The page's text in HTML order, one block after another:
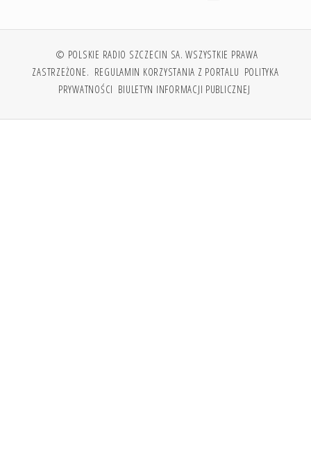
© POLSKIE RADIO SZCZECIN SA. WSZYSTKIE PRAWA
ZASTRZEŻONE. REGULAMIN KORZYSTANIA Z PORTALU POLITYKA
PRYWATNOŚCI BIULETYN INFORMACJI PUBLICZNEJ